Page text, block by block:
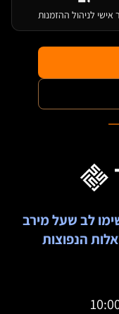
אישי לניהול ההזמנות
לב שעל מירב
הנפוצות